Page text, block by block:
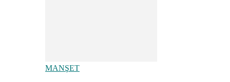
MANŞET